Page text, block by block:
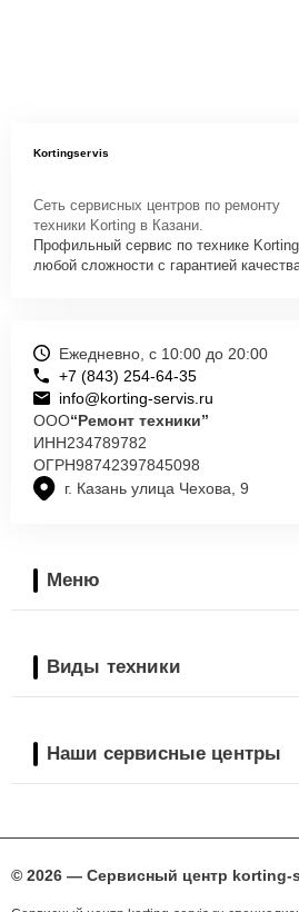
Kortingservis
Сеть сервисных центров по ремонту
техники Korting в Казани.
Профильный сервис по технике
любой сложности с гарантией
г. Казань улица Чехова, 9
Ежедневно, с 10:00 до 20:00
+7 (843) 254-64-35
info@korting-servis.ru
ООО“Ремонт техники”
ИНН234789782
ОГРН98742397845098
Меню
Виды техники
Наши сервисные центры
© 2026 — Сервисный центр korting-